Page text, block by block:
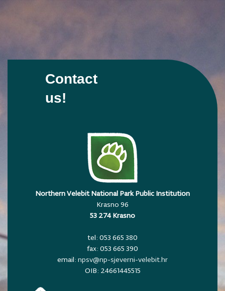
Contact
us!
Northern Velebit National Park Public Institution
Krasno 96
53 274 Krasno
tel: 053 665 380
fax: 053 665 390
email: npsv@np-sjeverni-velebit.hr
OIB: 24661445515